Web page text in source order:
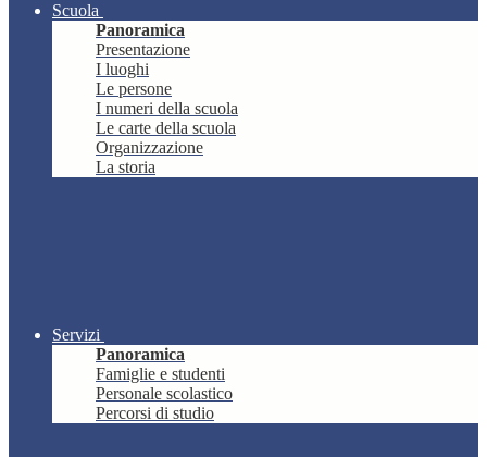
Scuola
Panoramica
Presentazione
I luoghi
Le persone
I numeri della scuola
Le carte della scuola
Organizzazione
La storia
Servizi
Panoramica
Famiglie e studenti
Personale scolastico
Percorsi di studio